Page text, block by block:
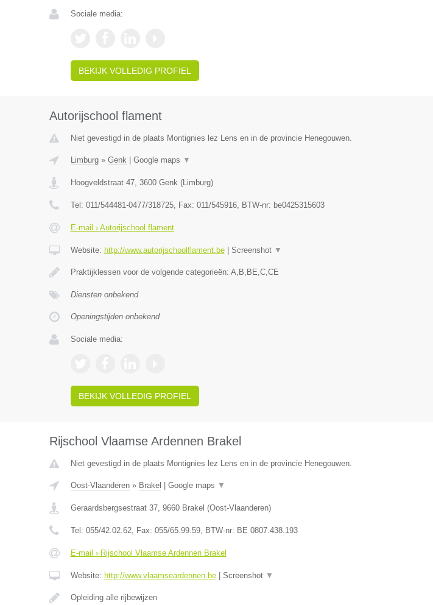
Sociale media:
BEKIJK VOLLEDIG PROFIEL
Autorijschool flament
Niet gevestigd in de plaats Montignies lez Lens en in de provincie Henegouwen.
Limburg» Genk| Google maps ▼
Hoogveldstraat 47, 3600 Genk(Limburg)
Tel: 011/544481-0477/318725, Fax: 011/545916, BTW-nr: be0425315603
E-mail › Autorijschool flament
Website: http://www.autorijschoolflament.be| Screenshot ▼
Praktijklessen voor de volgende categorieën: A,B,BE,C,CE
Diensten onbekend
Openingstijden onbekend
Sociale media:
BEKIJK VOLLEDIG PROFIEL
Rijschool Vlaamse Ardennen Brakel
Niet gevestigd in de plaats Montignies lez Lens en in de provincie Henegouwen.
Oost-Vlaanderen» Brakel Google maps ▼
Geraardsbergsestraat 37, 9660 Brakel (Oost-Vlaanderen)
Tel: 055/42.02.62, Fax: 055/65.99.59, BTW-nr: BE 0807.438.193
E-mail › Rijschool Vlaamse Ardennen Brakel
Website: http://www.vlaamseardennen.be| Screenshot ▼
Opleiding alle rijbewijzen